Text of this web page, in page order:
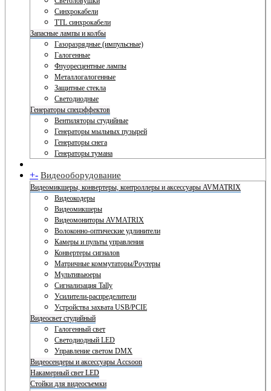
Синхрокабели
TTL синхрокабели
Запасные лампы и колбы
Газоразрядные (импульсные)
Галогенные
Флуоресцентные лампы
Металлогалогенные
Защитные стекла
Светодиодные
Генераторы спецэффектов
Вентиляторы студийные
Генераторы мыльных пузырей
Генераторы снега
Генераторы тумана
+- Видеооборудование
Видеомикшеры, конвертеры, контроллеры и аксессуары AVMATRIX
Видеокодеры
Видеомикшеры
Видеомониторы AVMATRIX
Волоконно-оптические удлинители
Камеры и пульты управления
Конвертеры сигналов
Матричные коммутаторы/Роутеры
Мультивьюеры
Сигнализация Tally
Усилители-распределители
Устройства захвата USB/PCIE
Видеосвет студийный
Галогенный свет
Светодиодный LED
Управление светом DMX
Видеосендеры и аксессуары Accsoon
Накамерный свет LED
Стойки для видеосъемки